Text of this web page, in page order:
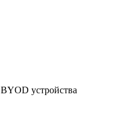
BYOD устройства